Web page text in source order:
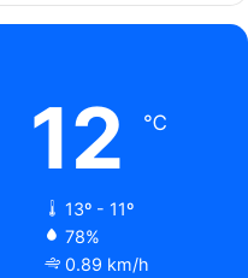
12 ℃
13º - 11º
78%
0.89 km/h